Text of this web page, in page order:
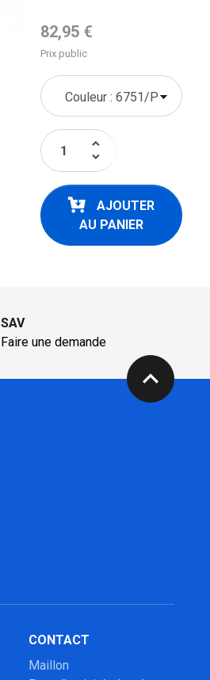
Prix de base
82,95 €
Prix public
keyboard_arrow_up
keyboard_arrow_down
AJOUTER
AU PANIER
SAV
Faire une demande
expand_less
CONTACT
Maillon